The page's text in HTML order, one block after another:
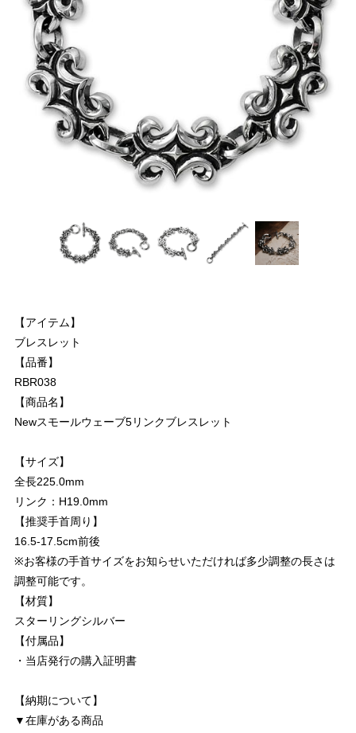
【アイテム】
ブレスレット
【品番】
RBR038
【商品名】
Newスモールウェーブ5リンクブレスレット
【サイズ】
全長225.0mm
リンク：H19.0mm
【推奨手首周り】
16.5-17.5cm前後
※お客様の手首サイズをお知らせいただければ多少調整の長さは
調整可能です。
【材質】
スターリングシルバー
【付属品】
・当店発行の購入証明書
【納期について】
▼在庫がある商品